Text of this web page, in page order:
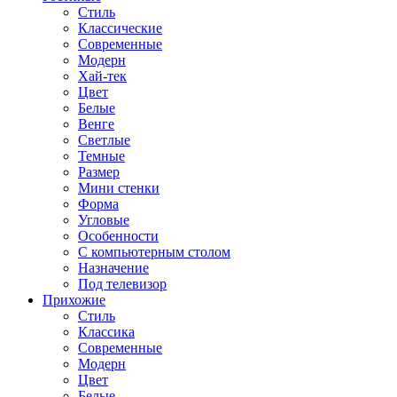
Стиль
Классические
Современные
Модерн
Хай-тек
Цвет
Белые
Венге
Светлые
Темные
Размер
Мини стенки
Форма
Угловые
Особенности
С компьютерным столом
Назначение
Под телевизор
Прихожие
Стиль
Классика
Современные
Модерн
Цвет